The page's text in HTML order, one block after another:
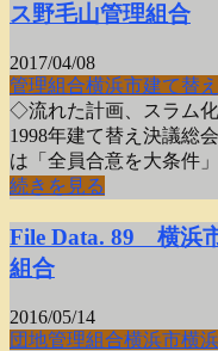
ス野毛山管理組合
2017/04/08
管理組合横浜市建て替
◇流れた計画、スラム
1998年建て替え決議総
は「全員合意を大条件
続きを見る
File Data. 89 横浜
組合
2016/05/14
団地管理組合横浜市横